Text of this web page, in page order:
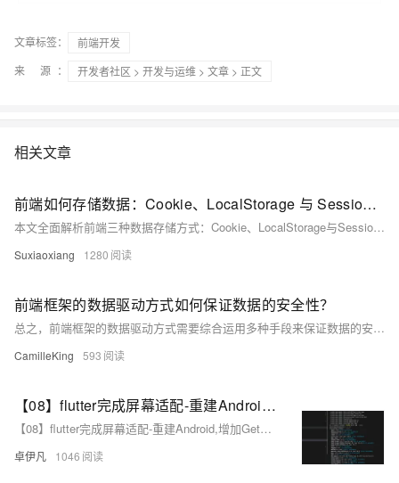
文章标签：
前端开发
来 源：
开发者社区 > 开发与运维 > 文章 > 正文
相关文章
前端如何存储数据：Cookie、LocalStorage 与 SessionStorage 全面解析
本文全面解析前端三种数据存储方式：Cookie、LocalStorage与SessionStorage。涵盖其定义、使用方法、生命周期、优缺点及典型应用场景，帮助开发者根据登录状态、用户偏好、会话控制等需求，选择合适的存储方案，提升Web应用的性能与安全性。（238字）
Suxiaoxiang 1280
前端框架的数据驱动方式如何保证数据的安全性？
总之，前端框架的数据驱动方式需要综合运用多种手段来保证数据的安全性。从传输、存储、访问控制到防范攻击等各个方面进行全面考虑和实施，以确保用户数据的安全可靠。同时，不断加强安全管理和技术创新，以应对不断变化的安全挑战。
CamilleKing 593
【08】flutter完成屏幕适配-重建Android,增加GetX路由,屏幕适配,基础导航栏-多版本SDK以及gradle造成的关于fvm的使用（flutter version manage）-卓伊凡换人优雅草Alex-开发完整的社交APP-前端客户端开发+数据联调|以优雅草商业项目为例做开发-flutter开发-全流程-商业应用级实战开发-优雅草Alex
【08】flutter完成屏幕适配-重建Android,增加GetX路由,屏幕适配,基础导航栏-多版本SDK以及gradle造成的关于fvm的使用（flutter version manage）-卓伊凡换人优雅草Alex-开发完整的社交APP-前端客户端开发+数据联调|以优雅草商业项目为例做开发-flutter开发-全流程-商业应用级实战开发-优雅草Alex
卓伊凡 1046